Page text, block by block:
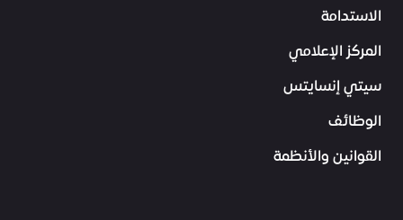
الاستدامة
المركز الإعلامي
سيتي إنسايتس
الوظائف
القوانين والأنظمة